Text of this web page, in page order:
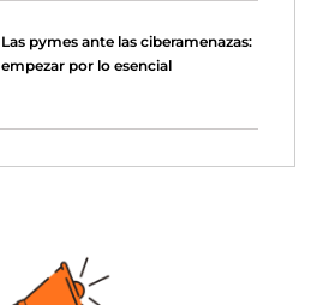
Las pymes ante las ciberamenazas:
empezar por lo esencial